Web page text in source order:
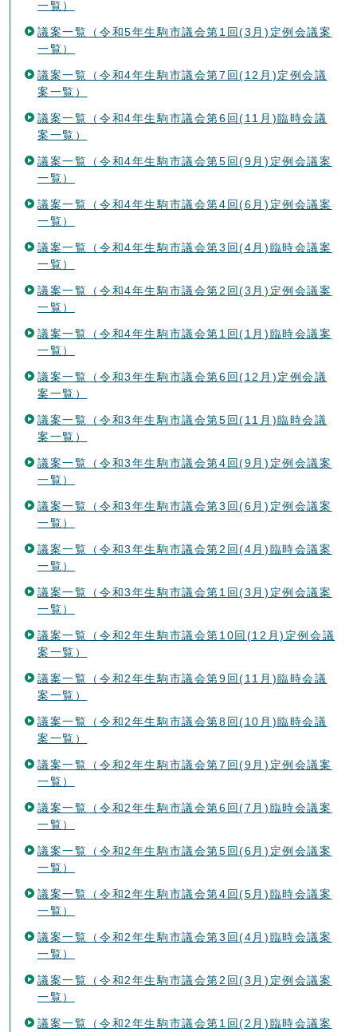
一覧）
議案一覧（令和5年生駒市議会第1回(3月)定例会議案
一覧）
議案一覧（令和4年生駒市議会第7回(12月)定例会議
案一覧）
議案一覧（令和4年生駒市議会第6回(11月)臨時会議
案一覧）
議案一覧（令和4年生駒市議会第5回(9月)定例会議案
一覧）
議案一覧（令和4年生駒市議会第4回(6月)定例会議案
一覧）
議案一覧（令和4年生駒市議会第3回(4月)臨時会議案
一覧）
議案一覧（令和4年生駒市議会第2回(3月)定例会議案
一覧）
議案一覧（令和4年生駒市議会第1回(1月)臨時会議案
一覧）
議案一覧（令和3年生駒市議会第6回(12月)定例会議
案一覧）
議案一覧（令和3年生駒市議会第5回(11月)臨時会議
案一覧）
議案一覧（令和3年生駒市議会第4回(9月)定例会議案
一覧）
議案一覧（令和3年生駒市議会第3回(6月)定例会議案
一覧）
議案一覧（令和3年生駒市議会第2回(4月)臨時会議案
一覧）
議案一覧（令和3年生駒市議会第1回(3月)定例会議案
一覧）
議案一覧（令和2年生駒市議会第10回(12月)定例会議
案一覧）
議案一覧（令和2年生駒市議会第9回(11月)臨時会議
案一覧）
議案一覧（令和2年生駒市議会第8回(10月)臨時会議
案一覧）
議案一覧（令和2年生駒市議会第7回(9月)定例会議案
一覧）
議案一覧（令和2年生駒市議会第6回(7月)臨時会議案
一覧）
議案一覧（令和2年生駒市議会第5回(6月)定例会議案
一覧）
議案一覧（令和2年生駒市議会第4回(5月)臨時会議案
一覧）
議案一覧（令和2年生駒市議会第3回(4月)臨時会議案
一覧）
議案一覧（令和2年生駒市議会第2回(3月)定例会議案
一覧）
議案一覧（令和2年生駒市議会第1回(2月)臨時会議案